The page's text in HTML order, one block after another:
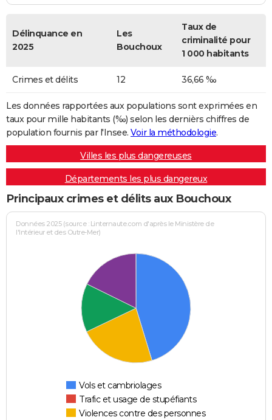
Délinquance en
2025
Les
Bouchoux
Taux de
criminalité pour
1 000 habitants
Crimes et délits 12 36,66 ‰
Les données rapportées aux populations sont exprimées en
taux pour mille habitants (‰) selon les dernièrs chiffres de
population fournis par l'Insee. Voir la méthodologie.
Villes les plus dangereuses
Départements les plus dangereux
Principaux crimes et délits aux Bouchoux
Données 2025 (source : Linternaute.com d'après le Ministère de
l'Intérieur et des Outre-Mer)
Vols et cambriolages
Trafic et usage de stupéfiants
Violences contre des personnes